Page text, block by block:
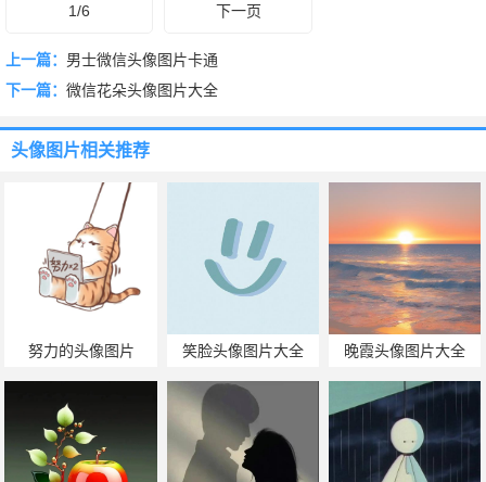
1/6 下一页
上一篇： 男士微信头像图片卡通
下一篇： 微信花朵头像图片大全
头像图片相关推荐
努力的头像图片 笑脸头像图片大全 晚霞头像图片大全